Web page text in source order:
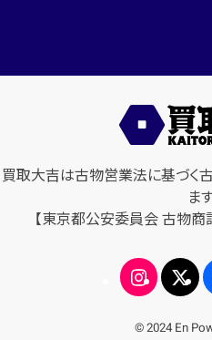
買取大吉は古物営業法に基づく
ま
【東京都公安委員会 古物
© 2024 En